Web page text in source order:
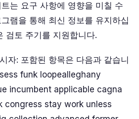
는 요구 사항에 영향을 미칠 수
램을 통해 최신 정보를 유지하십
검토 주기를 지원합니다.
자: 포함된 항목은 다음과 같습니
funk loopealleghany
incumbent applicable cagna
congress stay work unless